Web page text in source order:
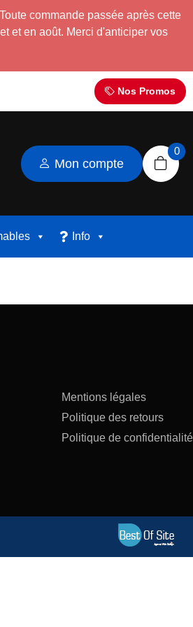
commande passée après cette
et en août. Merci d'anticiper vos
Nos Promos
Mon compte
0
Info
Mentions légales
Politique des retours
Politique de confidentialité